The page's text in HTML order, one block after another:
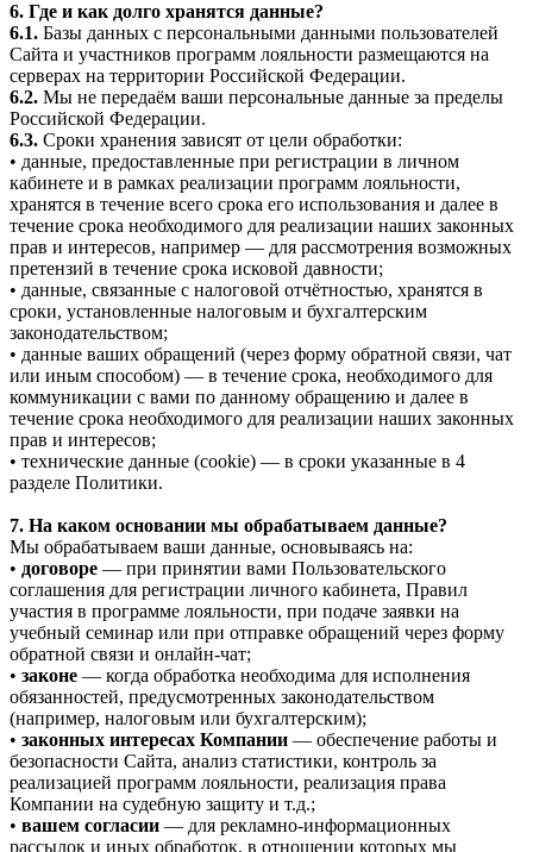
6. Где и как долго хранятся данные?
6.1. Базы данных с персональными данными пользователей
Сайта и участников программ лояльности размещаются на
серверах на территории Российской Федерации.
6.2. Мы не передаём ваши персональные данные за пределы
Российской Федерации.
6.3. Сроки хранения зависят от цели обработки:
• данные, предоставленные при регистрации в личном
кабинете и в рамках реализации программ лояльности,
хранятся в течение всего срока его использования и далее в
течение срока необходимого для реализации наших законных
прав и интересов, например — для рассмотрения возможных
претензий в течение срока исковой давности;
• данные, связанные с налоговой отчётностью, хранятся в
сроки, установленные налоговым и бухгалтерским
законодательством;
• данные ваших обращений (через форму обратной связи, чат
или иным способом) — в течение срока, необходимого для
коммуникации с вами по данному обращению и далее в
течение срока необходимого для реализации наших законных
прав и интересов;
• технические данные (cookie) — в сроки указанные в 4
разделе Политики.
7. На каком основании мы обрабатываем данные?
Мы обрабатываем ваши данные, основываясь на:
• договоре — при принятии вами Пользовательского
соглашения для регистрации личного кабинета, Правил
участия в программе лояльности, при подаче заявки на
учебный семинар или при отправке обращений через форму
обратной связи и онлайн-чат;
• законе — когда обработка необходима для исполнения
обязанностей, предусмотренных законодательством
(например, налоговым или бухгалтерским);
• законных интересах Компании — обеспечение работы и
безопасности Сайта, анализ статистики, контроль за
реализацией программ лояльности, реализация права
Компании на судебную защиту и т.д.;
• вашем согласии — для рекламно-информационных
рассылок и иных обработок, в отношении которых мы